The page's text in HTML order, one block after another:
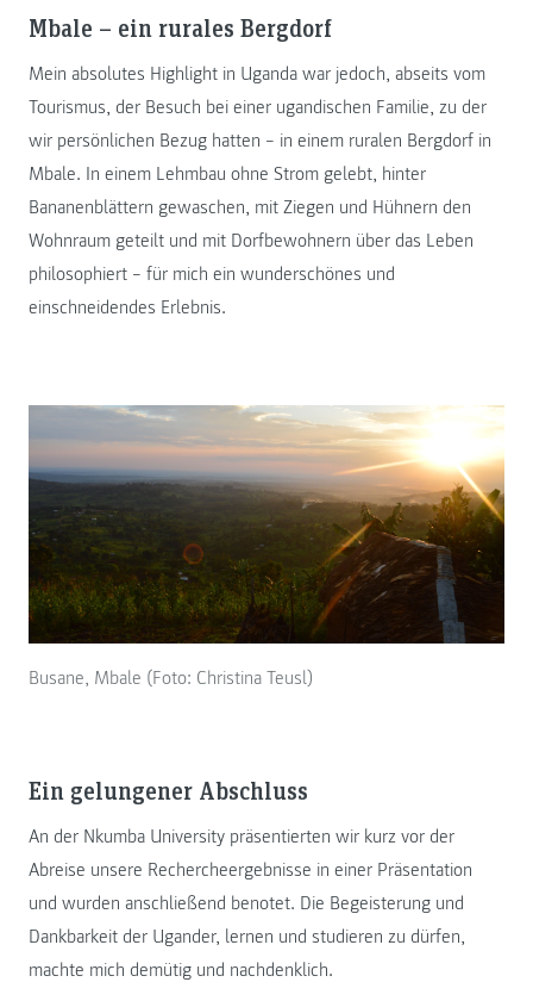
Mbale – ein rurales Bergdorf
Mein absolutes Highlight in Uganda war jedoch, abseits vom
Tourismus, der Besuch bei einer ugandischen Familie, zu der
wir persönlichen Bezug hatten – in einem ruralen Bergdorf in
Mbale. In einem Lehmbau ohne Strom gelebt, hinter
Bananenblättern gewaschen, mit Ziegen und Hühnern den
Wohnraum geteilt und mit Dorfbewohnern über das Leben
philosophiert – für mich ein wunderschönes und
einschneidendes Erlebnis.
Busane, Mbale (Foto: Christina Teusl)
Ein gelungener Abschluss
An der Nkumba University präsentierten wir kurz vor der
Abreise unsere Rechercheergebnisse in einer Präsentation
und wurden anschließend benotet. Die Begeisterung und
Dankbarkeit der Ugander, lernen und studieren zu dürfen,
machte mich demütig und nachdenklich.